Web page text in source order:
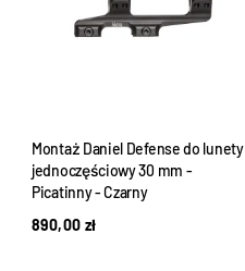
Montaż Daniel Defense do lunety
jednoczęściowy 30 mm -
Picatinny - Czarny
890,00 zł